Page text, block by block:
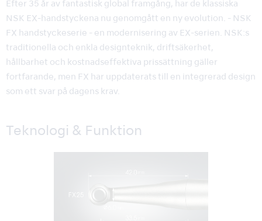
Efter 35 år av fantastisk global framgång, har de klassiska
NSK EX-handstyckena nu genomgått en ny evolution. - NSK
FX handstyckeserie - en modernisering av EX-serien. NSK:s
traditionella och enkla designteknik, driftsäkerhet,
hållbarhet och kostnadseffektiva prissättning gäller
fortfarande, men FX har uppdaterats till en integrerad design
som ett svar på dagens krav.
Teknologi & Funktion